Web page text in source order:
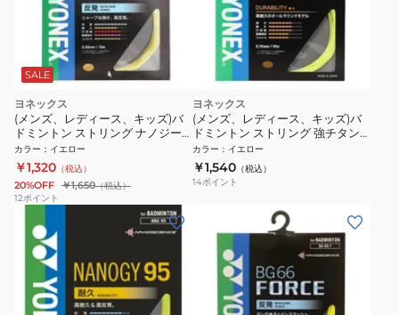
SALE
ヨネックス
(メンズ、レディース、キッズ)バ
ドミントン ストリング ナノジー
98 NBG98-004
カラー ： イエロー
￥1,320 （税込）
20%OFF ￥1,650（税込）
12ポイント
ヨネックス
(メンズ、レディース、キッズ)バ
ドミントン ストリング 強チタン
BG65TI-046
カラー ： イエロー
￥1,540 （税込）
14ポイント